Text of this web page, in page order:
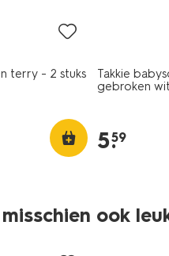
terry - 2 stuks
Takkie
gebroken wit
5.
59
ook
2 paar